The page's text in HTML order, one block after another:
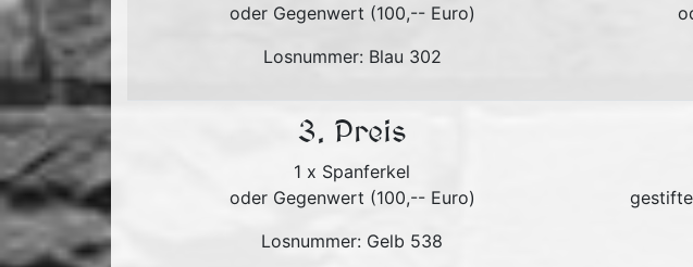
oder Gegenwert (100,-- Euro)
Losnummer: Blau 302
3. Preis
1 x Spanferkel
oder Gegenwert (100,-- Euro)
Losnummer: Gelb 538